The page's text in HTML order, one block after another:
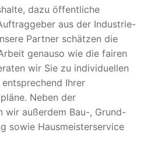
dazu öffentliche
aus der Industrie-
Partner schätzen die
genauso wie die fairen
wir Sie zu individuellen
Ihrer
Neben der
wir außerdem Bau-, Grund-
sowie Hausmeisterservice